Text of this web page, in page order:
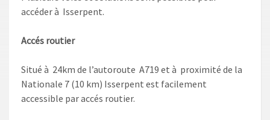
accéder à Isserpent.
Accés routier
Situé à 24km de l’autoroute A719 et à proximité de la
Nationale 7 (10 km) Isserpent est facilement
accessible par accés routier.